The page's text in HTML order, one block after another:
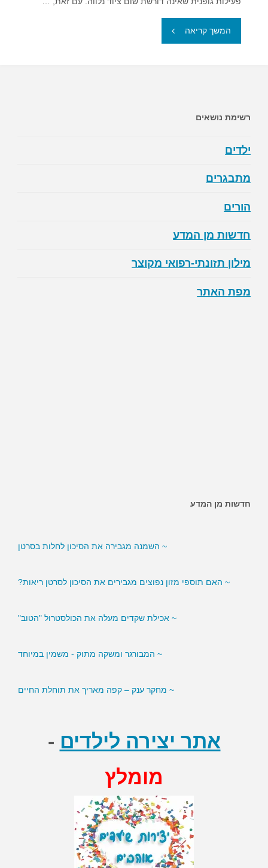
המשך קריאה "ריצת
רשימת נושאים
ילדים
מתבגרים
הורים
חדשות מן המדע
מילון תזונתי-רפואי מקוצר
מפת האתר
חדשות מן המדע
~ האם ממתיקים מלאכותיים מגבירים את הסיכון לסוכרת?
~ השמנה מגבירה את הסיכון לחלות בסרטן
~ האם תוספי מזון נפוצים מגבירים את הסיכון לסרטן ריאות?
~ אכילת שקדים מעלה את הכולסטרול "הטוב"
~ מחקר ענק – קפה מאריך את תוחלת החיים
אתר יצירה לילדים -
מומלץ